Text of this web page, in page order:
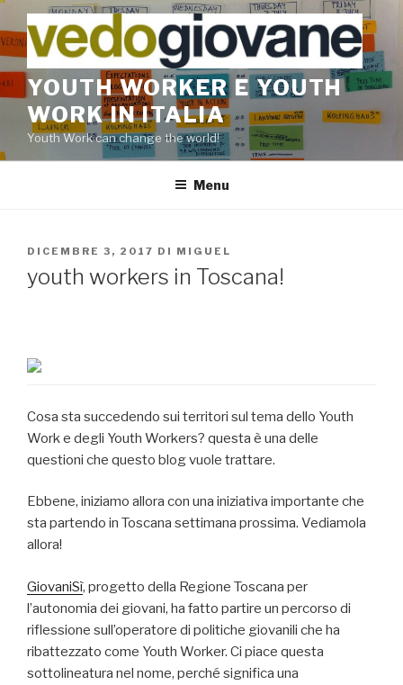
Salta
al
contenuto
YOUTH WORKER E YOUTH
WORK IN ITALIA
Youth Work can change the world!
Menu
PUBBLICATO
DICEMBRE 3, 2017 DI MIGUEL
youth workers in Toscana!
Cosa sta succedendo sui territori sul tema dello Youth
Work e degli Youth Workers? questa è una delle
questioni che questo blog vuole trattare.
Ebbene, iniziamo allora con una iniziativa importante che
sta partendo in Toscana settimana prossima. Vediamola
allora!
GiovaniSì, progetto della Regione Toscana per
l’autonomia dei giovani, ha fatto partire un percorso di
riflessione sull’operatore di politiche giovanili che ha
ribattezzato come Youth Worker. Ci piace questa
sottolineatura nel nome, perché significa una